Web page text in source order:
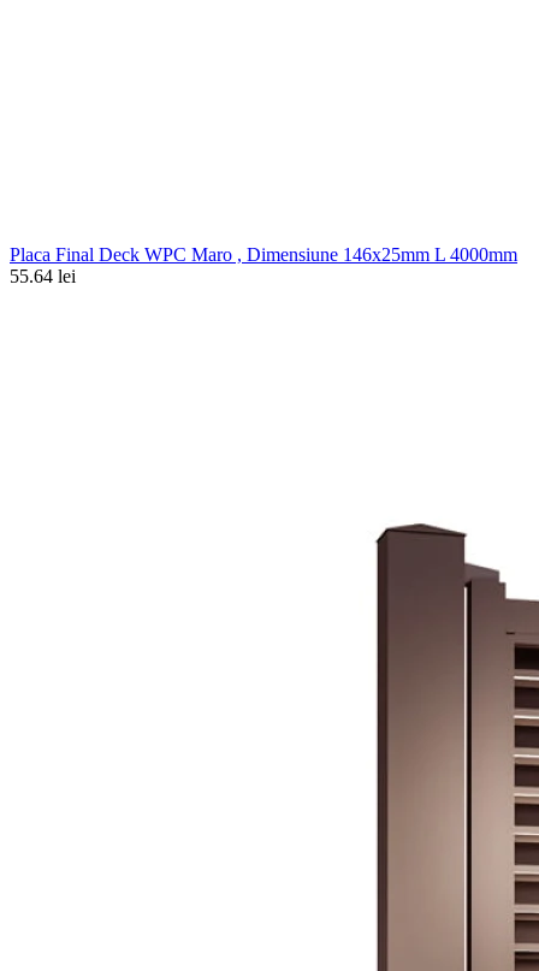
Placa Final Deck WPC Maro , Dimensiune 146x25mm L 4000mm
55.64 lei